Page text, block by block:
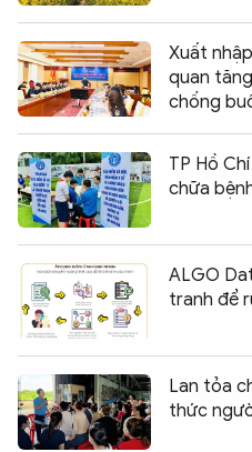
Xuất
quan
chống
TP Hồ
chữa
ALGO
tranh để
Lan tỏa
thức